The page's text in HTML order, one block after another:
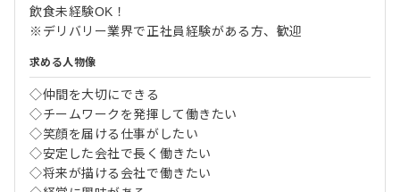
飲食未経験OK！
※デリバリー業界で正社員経験がある方、歓迎
求める人物像
◇仲間を大切にできる
◇チームワークを発揮して働きたい
◇笑顔を届ける仕事がしたい
◇安定した会社で長く働きたい
◇将来が描ける会社で働きたい